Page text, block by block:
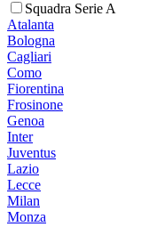
Squadra Serie A
Atalanta
Bologna
Cagliari
Como
Fiorentina
Frosinone
Genoa
Inter
Juventus
Lazio
Lecce
Milan
Monza